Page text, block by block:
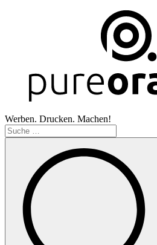
Werben. Drucken. Machen!